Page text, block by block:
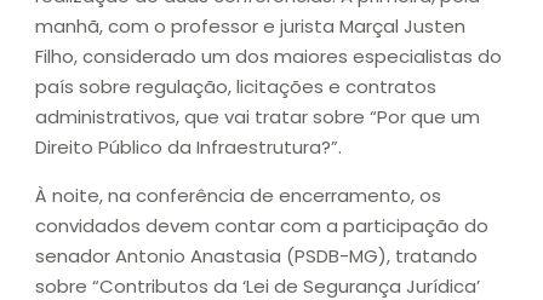
manhã, com o professor e jurista Marçal Justen
Filho, considerado um dos maiores especialistas do
país sobre regulação, licitações e contratos
administrativos, que vai tratar sobre “Por que um
Direito Público da Infraestrutura?”.
À noite, na conferência de encerramento, os
convidados devem contar com a participação do
senador Antonio Anastasia (PSDB-MG), tratando
sobre “Contributos da ‘Lei de Segurança Jurídica’